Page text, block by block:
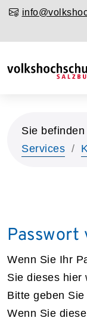
Sie
Services
Passwort
Wenn Sie Ihr
Sie dieses hier
Bitte geben
Wenn Sie